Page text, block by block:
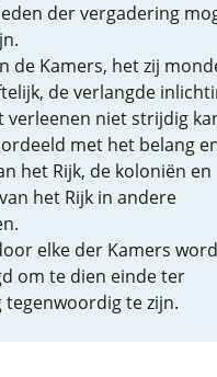
der vergadering
de Kamers, het zij
de verlangde
verleenen niet strijdig
met het belang
het Rijk, de koloniën en
het Rijk in andere
elke der Kamers
om te dien einde ter
te zijn.